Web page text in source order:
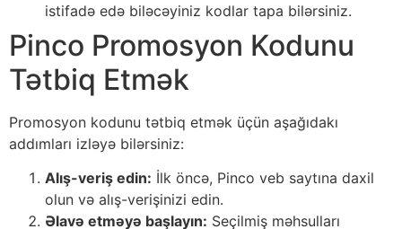
istifadə edə biləcəyiniz kodlar tapa bilərsiniz.
Pinco Promosyon Kodunu
Tətbiq Etmək
Promosyon kodunu tətbiq etmək üçün aşağıdakı
addımları izləyə bilərsiniz:
Alış-veriş edin: İlk öncə, Pinco veb saytına daxil
olun və alış-verişinizi edin.
Əlavə etməyə başlayın: Seçilmiş məhsulları